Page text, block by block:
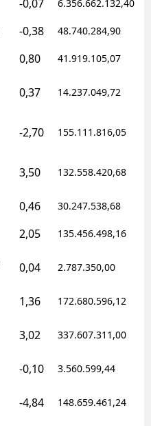
-0,07 6.356.662.132,40
-0,38 48.740.284,90
0,80 41.919.105,07
0,37 14.237.049,72
-2,70 155.111.816,05
3,50 132.558.420,68
0,46 30.247.538,68
2,05 135.456.498,16
0,04 2.787.350,00
1,36 172.680.596,12
3,02 337.607.311,00
-0,10 3.560.599,44
-4,84 148.659.461,24